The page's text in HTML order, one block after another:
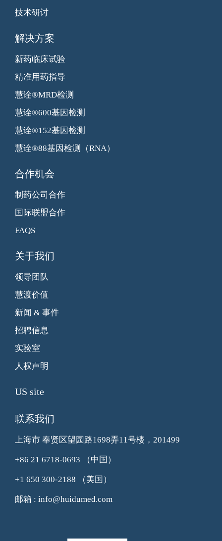
技术研讨
解决方案
新药临床试验
精准用药指导
慧诠®MRD检测
慧诠®600基因检测
慧诠®152基因检测
慧诠®88基因检测（RNA）
合作机会
制药公司合作
国际联盟合作
FAQS
关于我们
领导团队
慧渡价值
新闻 & 事件
招聘信息
实验室
人权声明
US site
联系我们
上海市 奉贤区望园路1698弄11号楼，201499
+86 21 6718-0693 （中国）
+1 650 300-2188 （美国）
邮箱 : info@huidumed.com